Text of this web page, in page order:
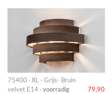
75400 · XL - Grijs- Bruin
velvet E14 · voorradig 79,90